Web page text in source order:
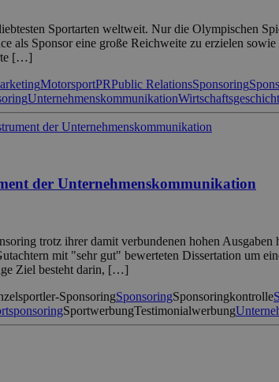
Sportarten weltweit. Nur die Olympischen
als Sponsor eine große Reichweite zu erzielen
[…]
MotorsportPRPublic RelationsSponsoring
Unternehmenskommunikation
der Unternehmenskommunikation
trotz ihrer damit verbundenen hohen
mit "sehr gut" bewerteten Dissertation um
Ziel besteht darin, […]
SponsoringSponsoringSponsoringkontrolle
SportwerbungTestimonialwerbung